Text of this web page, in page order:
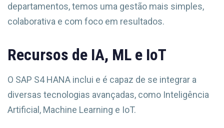
departamentos, temos uma gestão mais simples,
colaborativa e com foco em resultados.
Recursos de IA, ML e IoT
O SAP S4 HANA inclui e é capaz de se integrar a
diversas tecnologias avançadas, como Inteligência
Artificial, Machine Learning e IoT.